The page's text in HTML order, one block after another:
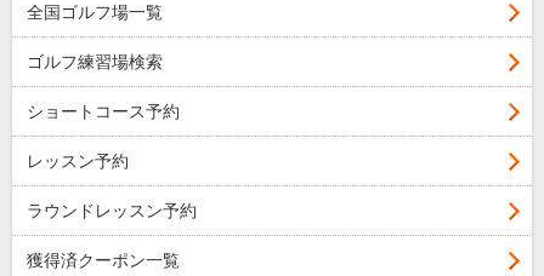
全国ゴルフ場一覧
ゴルフ練習場検索
ショートコース予約
レッスン予約
ラウンドレッスン予約
獲得済クーポン一覧